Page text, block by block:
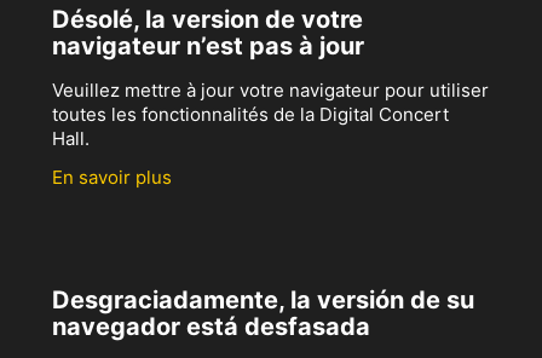
Désolé, la version de votre
navigateur n’est pas à jour
Veuillez mettre à jour votre navigateur pour utiliser
toutes les fonctionnalités de la Digital Concert
Hall.
En savoir plus
Desgraciadamente, la versión de su
navegador está desfasada